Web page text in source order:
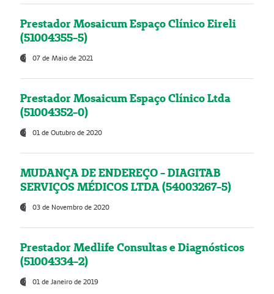
Prestador Mosaicum Espaço Clínico Eireli
(51004355-5)
07 de Maio de 2021
Prestador Mosaicum Espaço Clínico Ltda
(51004352-0)
01 de Outubro de 2020
MUDANÇA DE ENDEREÇO - DIAGITAB
SERVIÇOS MÉDICOS LTDA (54003267-5)
03 de Novembro de 2020
Prestador Medlife Consultas e Diagnósticos
(51004334-2)
01 de Janeiro de 2019